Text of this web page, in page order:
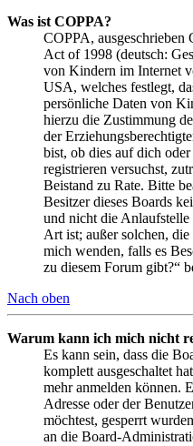
Was ist COPPA?
COPPA, ausgeschrieben
Act of 1998 (deutsch:
von Kindern im Internet
USA, welches festlegt,
persönliche Daten von
hierzu die Zustimmung
der
bist, ob dies auf dich
registrieren versuchst,
Beistand zu Rate. Bitte
Besitzer dieses Boards
und nicht die Anlaufstelle
Art ist; außer solchen,
mich wenden, falls es
zu diesem Forum gibt?“
Nach oben
Warum kann ich mich nicht
Es kann sein, dass die
komplett ausgeschaltet
mehr anmelden können.
Adresse oder der
möchtest, gesperrt
an die Board-